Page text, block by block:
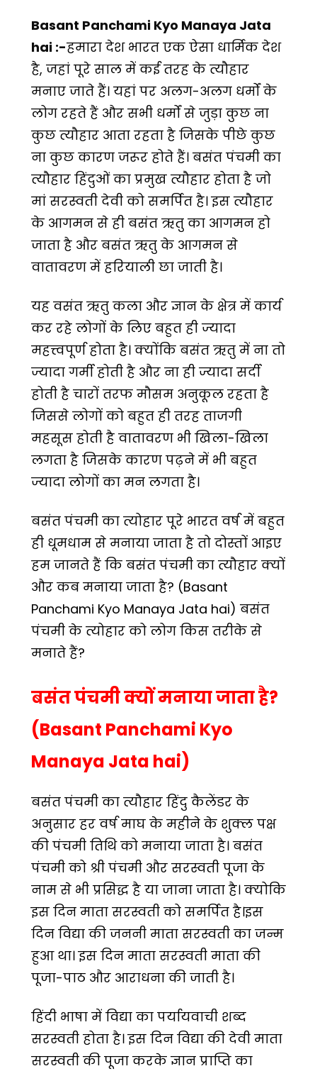
Basant Panchami Kyo Manaya Jata
hai :-हमारा देश भारत एक ऐसा धार्मिक देश
है, जहां पूरे साल में कई तरह के त्यौहार
मनाए जाते हैं। यहां पर अलग-अलग धर्मों के
लोग रहते हैं और सभी धर्मों से जुड़ा कुछ ना
कुछ त्यौहार आता रहता है जिसके पीछे कुछ
ना कुछ कारण जरूर होते हैं। बसंत पंचमी का
त्यौहार हिंदुओं का प्रमुख त्यौहार होता है जो
मां सरस्वती देवी को समर्पित है। इस त्यौहार
के आगमन से ही बसंत ऋतु का आगमन हो
जाता है और बसंत ऋतु के आगमन से
वातावरण में हरियाली छा जाती है।
यह वसंत ऋतु कला और ज्ञान के क्षेत्र में कार्य
कर रहे लोगों के लिए बहुत ही ज्यादा
महत्त्वपूर्ण होता है। क्योंकि बसंत ऋतु में ना तो
ज्यादा गर्मी होती है और ना ही ज्यादा सर्दी
होती है चारों तरफ मौसम अनुकूल रहता है
जिससे लोगों को बहुत ही तरह ताजगी
महसूस होती है वातावरण भी खिला-खिला
लगता है जिसके कारण पढ़ने में भी बहुत
ज्यादा लोगों का मन लगता है।
बसंत पंचमी का त्योहार पूरे भारत वर्ष में बहुत
ही धूमधाम से मनाया जाता है तो दोस्तों आइए
हम जानते हैं कि बसंत पंचमी का त्यौहार क्यों
और कब मनाया जाता है? (Basant
Panchami Kyo Manaya Jata hai) बसंत
पंचमी के त्योहार को लोग किस तरीके से
मनाते हैं?
बसंत पंचमी क्यों मनाया जाता है?
(Basant Panchami Kyo
Manaya Jata hai)
बसंत पंचमी का त्यौहार हिंदु कैलेंडर के
अनुसार हर वर्ष माघ के महीने के शुक्ल पक्ष
की पंचमी तिथि को मनाया जाता है। बसंत
पंचमी को श्री पंचमी और सरस्वती पूजा के
नाम से भी प्रसिद्ध है या जाना जाता है। क्योकि
इस दिन माता सरस्वती को समर्पित है।इस
दिन विद्या की जननी माता सरस्वती का जन्म
हुआ था। इस दिन माता सरस्वती माता की
पूजा-पाठ और आराधना की जाती है।
हिंदी भाषा में विद्या का पर्यायवाची शब्द
सरस्वती होता है। इस दिन विद्या की देवी माता
सरस्वती की पूजा करके ज्ञान प्राप्ति का